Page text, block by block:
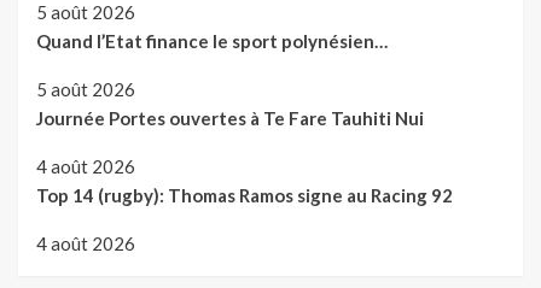
5 août 2026
Quand l’Etat finance le sport polynésien…
5 août 2026
Journée Portes ouvertes à Te Fare Tauhiti Nui
4 août 2026
Top 14 (rugby): Thomas Ramos signe au Racing 92
4 août 2026